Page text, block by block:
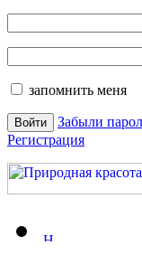
запомнить меня
Забыли
Регистрация